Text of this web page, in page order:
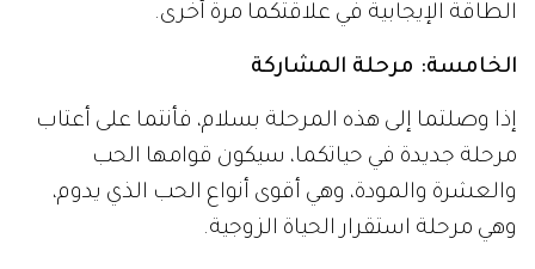
الطاقة الإيجابية في علاقتكما مرة أخرى.
الخامسة: مرحلة المشاركة
إذا وصلتما إلى هذه المرحلة بسلام، فأنتما على أعتاب
مرحلة جديدة في حياتكما، سيكون قوامها الحب
والعشرة والمودة، وهي أقوى أنواع الحب الذي يدوم،
وهي مرحلة استقرار الحياة الزوجية.